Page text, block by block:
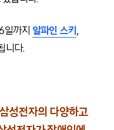
까지 알파인 스키 ,
니다.
성전자의 다양하고